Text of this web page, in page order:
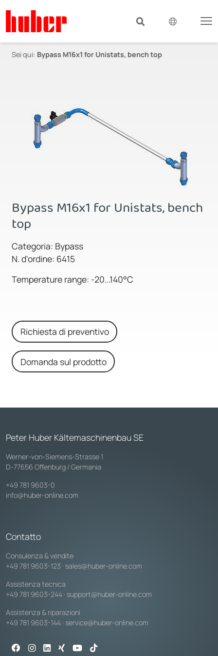
Sei qui: Bypass M16x1 for Unistats, bench top
Bypass M16x1 for Unistats, bench
top
Categoria: Bypass
N. d'ordine: 6415
Temperature range: -20...140°C
Richiesta di preventivo
Domanda sul prodotto
Peter Huber Kältemaschinenbau SE
Werner-von-Siemens-Strasse 1
D-77656 Offenburg / Germania
+49 781 9603-0
info@huber-online.com
Contatto
Consulenza & vendite
+49 781 9603-123 · sales@huber-online.com
Assistenza tecnica
+49 781 9603-244 · support@huber-online.com
Assistenza & riparazioni
+49 781 9603-144 · service@huber-online.com